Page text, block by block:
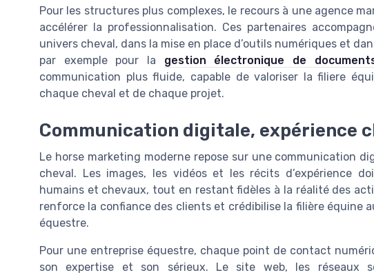
Pour les structures plus complexes, le recours à une agence
accélérer la professionnalisation. Ces partenaires
univers cheval, dans la mise en place d’outils numériques et
par exemple pour la gestion électronique de
communication plus fluide, capable de valoriser la filiere
chaque cheval et de chaque projet.
Communication digitale, expérience
Le horse marketing moderne repose sur une communication
cheval. Les images, les vidéos et les récits d’expérience
humains et chevaux, tout en restant fidèles à la réalité des
renforce la confiance des clients et crédibilise la filière équine
équestre.
Pour une entreprise équestre, chaque point de contact
son expertise et son sérieux. Le site web, les réseaux